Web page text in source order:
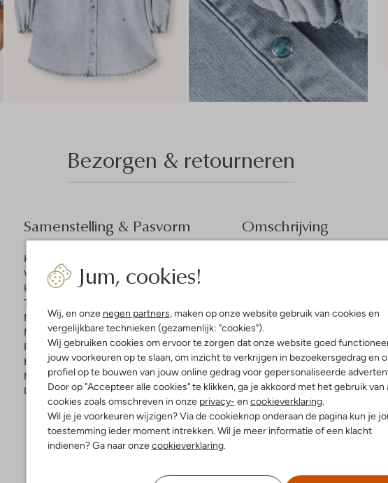
Jum, cookies!
Wij, en onze negen partners, maken op onze website gebruik van cookies en
vergelijkbare technieken (gezamenlijk: "cookies").
Wij gebruiken cookies om ervoor te zorgen dat onze website goed
jouw voorkeuren op te slaan, om inzicht te verkrijgen in bezoekersgedrag en
profiel op te bouwen van jouw online gedrag voor gepersonaliseerde
Door op "Accepteer alle cookies" te klikken, ga je akkoord met het gebruik van
cookies zoals omschreven in onze privacy- en cookieverklaring.
Wil je je voorkeuren wijzigen? Via de cookieknop onderaan de pagina kun je
toestemming ieder moment intrekken. Wil je meer informatie of een klacht
indienen? Ga naar onzecookieverklaring.
Bezorgen & retourneren
Samenstelling & Pasvorm
Kleur:
Wassing: Lichte Wassing
Patroon:Effen
Trends:
Materiaal binnenkant:Katoen
Materiaal:Denim
Pasvorm:Getailleerd
Halslijn:Kraag
Mouwlengte: Korte Mouw
Lengte:Kort
Omschrijving
Ontdek de blauwe LARS blouse
zomer. Gemaakt met een
Ideaal voor een picknick in het
lichte linnen broek of een
stijlvolle snit maken het een
maar toch elegante uitstraling.
zonnige gelegenheid.